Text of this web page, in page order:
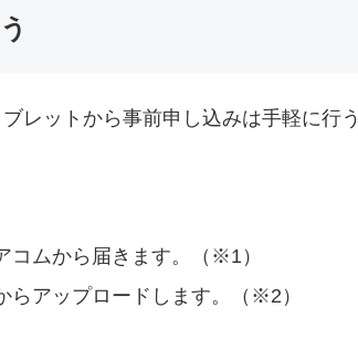
レットから事前申し込みは手軽に行う
コムから届きます。（※1）
らアップロードします。（※2）